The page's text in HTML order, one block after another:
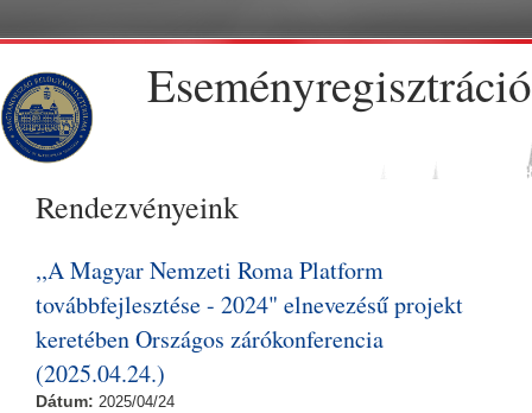
Eseményregisztráció
Rendezvényeink
,,A Magyar Nemzeti Roma Platform
továbbfejlesztése - 2024" elnevezésű projekt
keretében Országos zárókonferencia
(2025.04.24.)
Dátum: 2025/04/24